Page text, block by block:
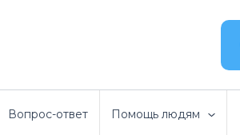
Вопрос-ответ Помощь людям